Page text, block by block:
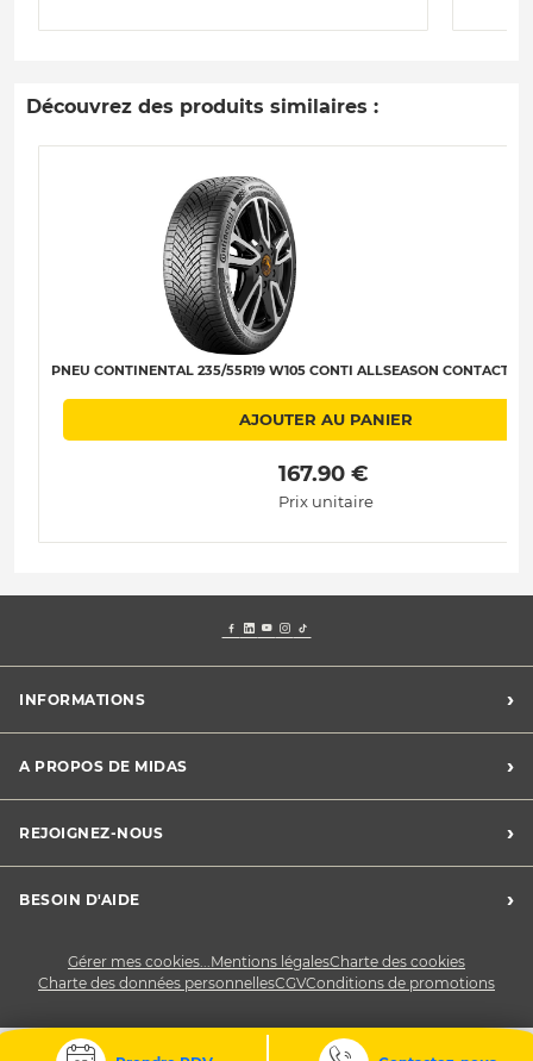
Découvrez des produits similaires :
PNEU CONTINENTAL 235/55R19 W105 CONTI ALLSEASON CONTACT 2
AJOUTER AU PANIER
167.90 €
Prix unitaire
INFORMATIONS ›
Charte des cookies
Charte des données personnelles
CGV
Conditions de promotions
A PROPOS DE MIDAS ›
Midas France
Développement durable
REJOIGNEZ-NOUS ›
Devenez franchisé
BESOIN D'AIDE ›
Gérer mes cookies...Mentions légalesCharte des cookies
Charte des données personnellesCGVConditions de promotions